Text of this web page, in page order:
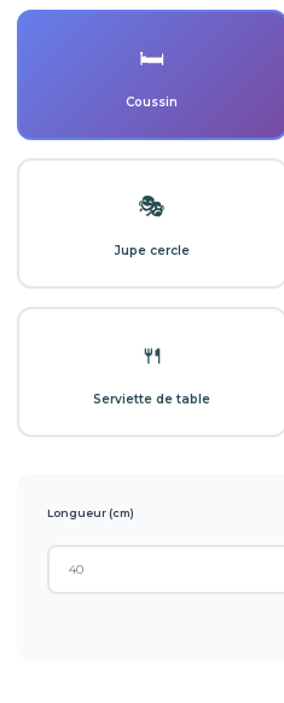
🛏️
Coussin
🎭
Jupe cercle
🍴
Serviette de table
Longueur (cm)